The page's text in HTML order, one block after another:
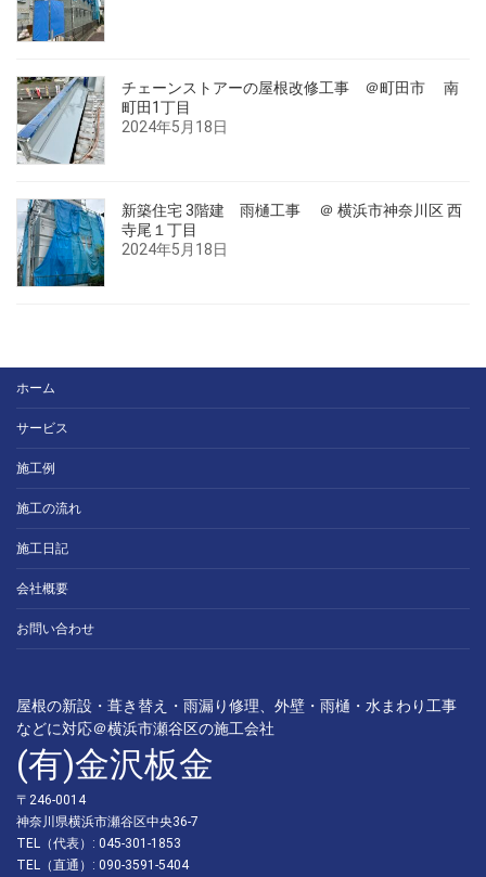
チェーンストアーの屋根改修工事 ＠町田市 南
町田1丁目
2024年5月18日
新築住宅 3階建 雨樋工事 ＠ 横浜市神奈川区 西
寺尾１丁目
2024年5月18日
ホーム
サービス
施工例
施工の流れ
施工日記
会社概要
お問い合わせ
屋根の新設・葺き替え・雨漏り修理、外壁・雨樋・水まわり工事
などに対応＠横浜市瀬谷区の施工会社
(有)金沢板金
〒246-0014
神奈川県横浜市瀬谷区中央36-7
TEL（代表）: 045-301-1853
TEL（直通）: 090-3591-5404